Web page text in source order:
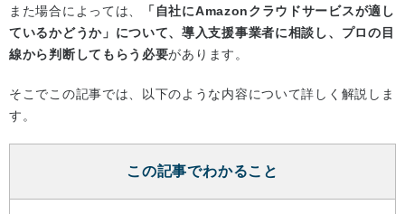
また場合によっては、
「自社にAmazonクラウドサービスが適し
ているかどうか」について、導入支援事業者に相談し、プロの目
線から判断してもらう必要があります。
そこでこの記事では、以下のような内容について詳しく解説しま
す。
この記事でわかること